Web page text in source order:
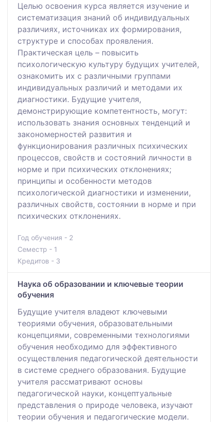
Целью освоения курса является изучение и
систематизация знаний об индивидуальных
различиях, источниках их формирования,
структуре и способах проявления.
Практическая цель – повысить
психологическую культуру будущих учителей,
ознакомить их с различными группами
индивидуальных различий и методами их
диагностики. Будущие учителя,
демонстрирующие компетентность, могут:
использовать знания основных тенденций и
закономерностей развития и
функционирования различных психических
процессов, свойств и состояний личности в
норме и при психических отклонениях;
принципы и особенности методов
психологической диагностики и изменении,
различных свойств, состоянии в норме и при
психических отклонениях.
Год обучения - 2
Семестр - 1
Кредитов - 3
Наука об образовании и ключевые теории
обучения
Будущие учителя владеют ключевыми
теориями обучения, образовательными
концепциями, современными технологиями
обучения необходимо для эффективного
осуществления педагогической деятельности
в системе среднего образования. Будущие
учителя рассматривают основы
педагогической науки, концептуальные
представления о природе человека, изучают
теории обучения и педагогические модели.